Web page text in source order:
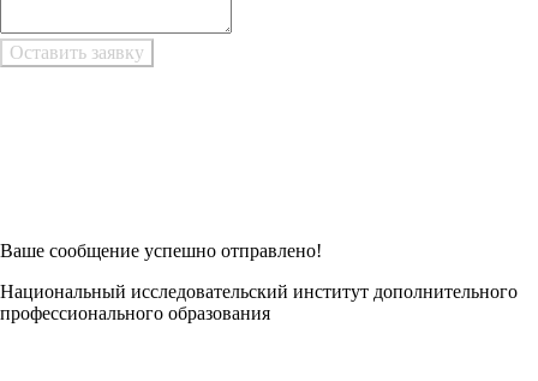
Ваше сообщение успешно отправлено!
Национальный исследовательский институт дополнительного
профессионального образования